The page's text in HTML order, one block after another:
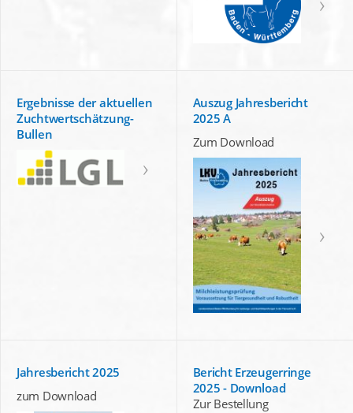
Ergebnisse der aktuellen
Zuchtwertschätzung-
Bullen
Auszug Jahresbericht
2025 A
Zum Download
Jahresbericht 2025
zum Download
Bericht Erzeugerringe
2025 - Download
Zur Bestellung